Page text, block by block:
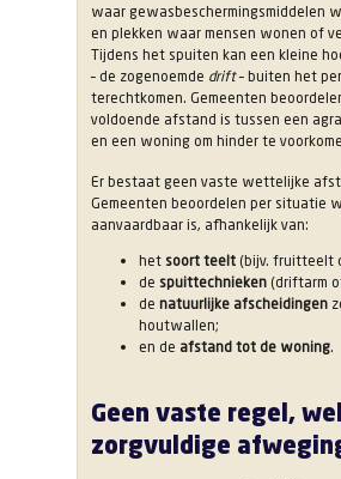
waar gewasbeschermingsmiddelen
en plekken waar mensen wonen of
Tijdens het spuiten kan een kleine
– de zogenoemde drift– buiten het
terechtkomen. Gemeenten
voldoende afstand is tussen een
en een woning om hinder te
Er bestaat geen vaste wettelijke
Gemeenten beoordelen per situatie
aanvaardbaar is, afhankelijk van:
het soort teelt (bijv. fruitteelt
de spuittechnieken (driftarm
de natuurlijke afscheidingen
houtwallen;
en de afstand tot de woning.
Geen vaste regel, wel
zorgvuldige